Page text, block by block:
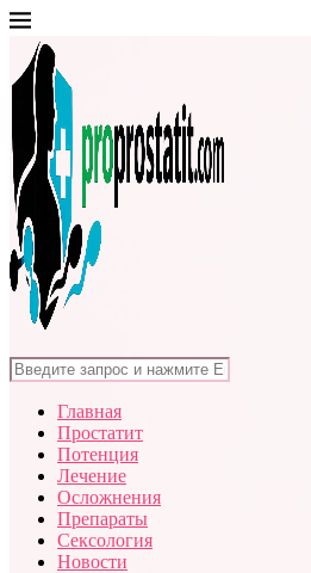
Главная
Простатит
Потенция
Лечение
Осложнения
Препараты
Сексология
Новости